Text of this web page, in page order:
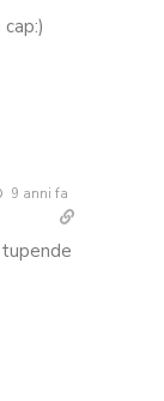
9 anni fa